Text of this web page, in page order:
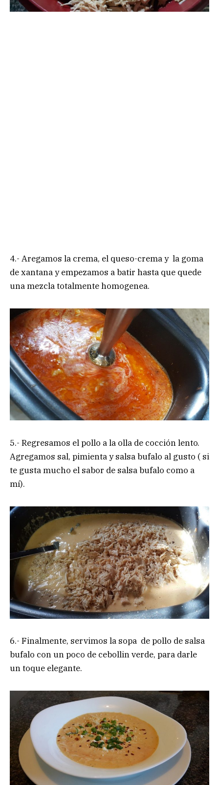
4.- Aregamos la crema, el queso-crema y la goma
de xantana y empezamos a batir hasta que quede
una mezcla totalmente homogenea.
5.- Regresamos el pollo a la olla de cocción lento.
Agregamos sal, pimienta y salsa bufalo al gusto ( si
te gusta mucho el sabor de salsa bufalo como a
mí).
6.- Finalmente, servimos la sopa de pollo de salsa
bufalo con un poco de cebollin verde, para darle
un toque elegante.